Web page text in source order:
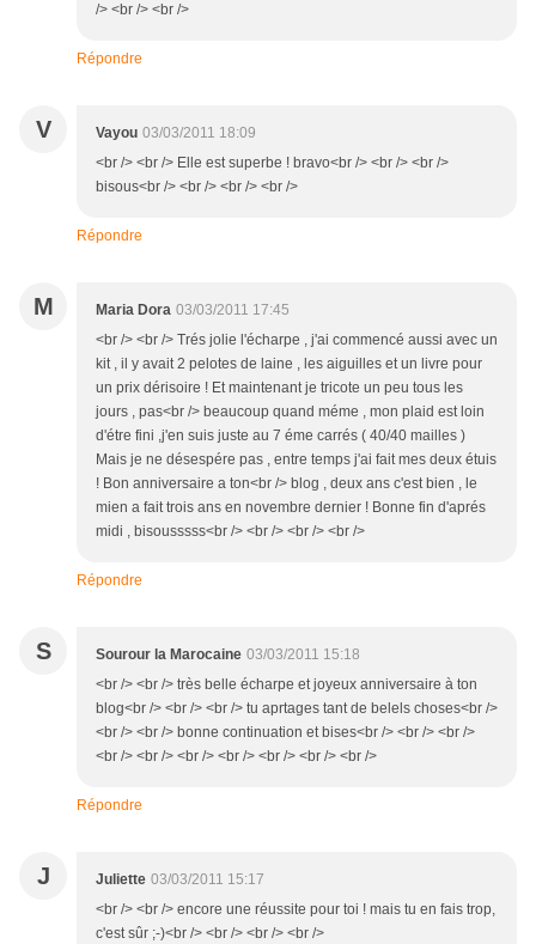
/> <br /> <br />
Répondre
V Vayou 03/03/2011 18:09
<br /> <br /> Elle est superbe ! bravo<br /> <br /> <br />
bisous<br /> <br /> <br /> <br />
Répondre
M Maria Dora 03/03/2011 17:45
<br /> <br /> Trés jolie l'écharpe , j'ai commencé aussi avec un
kit , il y avait 2 pelotes de laine , les aiguilles et un livre pour
un prix dérisoire ! Et maintenant je tricote un peu tous les
jours , pas<br /> beaucoup quand méme , mon plaid est loin
d'étre fini ,j'en suis juste au 7 éme carrés ( 40/40 mailles )
Mais je ne désespére pas , entre temps j'ai fait mes deux étuis
! Bon anniversaire a ton<br /> blog , deux ans c'est bien , le
mien a fait trois ans en novembre dernier ! Bonne fin d'aprés
midi , bisousssss<br /> <br /> <br /> <br />
Répondre
S Sourour la Marocaine 03/03/2011 15:18
<br /> <br /> très belle écharpe et joyeux anniversaire à ton
blog<br /> <br /> <br /> tu aprtages tant de belels choses<br />
<br /> <br /> bonne continuation et bises<br /> <br /> <br />
<br /> <br /> <br /> <br /> <br /> <br /> <br />
Répondre
J Juliette 03/03/2011 15:17
<br /> <br /> encore une réussite pour toi ! mais tu en fais trop,
c'est sûr ;-)<br /> <br /> <br /> <br />